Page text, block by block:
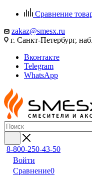
Сравнение
zakaz@smesx.ru
г. Санкт-Петербург,
Вконтакте
Telegram
WhatsApp
8-800-250-43-50
Войти
Сравнение0